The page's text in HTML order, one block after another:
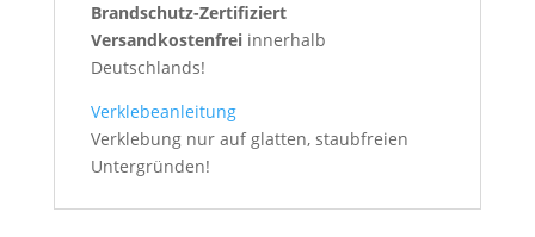
Brandschutz-Zertifiziert
Versandkostenfreiinnerhalb
Deutschlands!
Verklebeanleitung
Verklebung nur auf glatten, staubfreien
Untergründen!